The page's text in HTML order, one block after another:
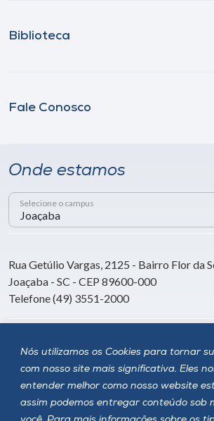
Nós utilizamos os Cookies para tornar
com nosso site mais significativa. Eles
entender melhor como nosso website
assim podemos entregar conteúdo sob
Biblioteca
Fale Conosco
Onde estamos
Selecione o campus
Rua Getúlio Vargas, 2125 - Bairro Flor da
Joaçaba - SC - CEP 89600-000
Telefone (49) 3551-2000
Siga a Unoesc